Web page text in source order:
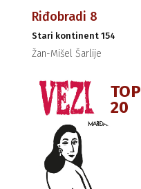
Riđobradi 8
Stari kontinent 154
Žan-Mišel Šarlije
TOP
20